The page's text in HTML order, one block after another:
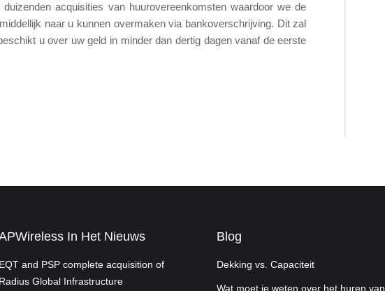
acquisities van huurovereenkomsten waardoor we de
naar u kunnen overmaken via bankoverschrijving. Dit zal
u over uw geld in minder dan dertig dagen vanaf de eerste
In Het Nieuws
EQT and PSP complete acquisition of
Radius Global Infrastructure
Blog
Dekking vs. Capaciteit
Wat moet je weten over het huren van